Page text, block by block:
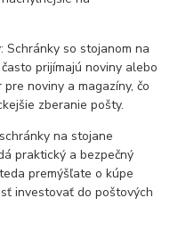
Schránky so stojanom na
prijímajú noviny alebo
noviny a magazíny, čo
zberanie pošty.
na stojane
praktický a bezpečný
premýšľate o kúpe
investovať do poštových